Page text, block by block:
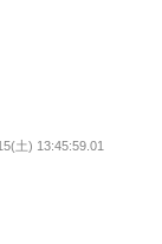
土) 13:45:59.01